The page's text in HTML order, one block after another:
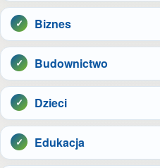
Biznes
Budownictwo
Dzieci
Edukacja